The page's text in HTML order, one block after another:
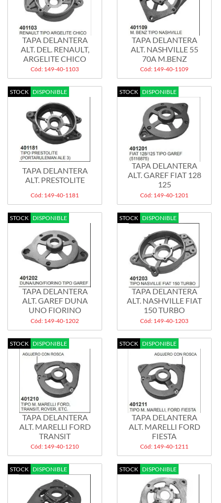
TAPA DELANTERA
ALT. DEL. RENAULT,
ARGELITE CHICO
Cód: 149-40-1103
TAPA DELANTERA
ALT. NASHVILLE 55
70A M.BENZ
Cód: 149-40-1109
STOCK DISPONIBLE
TAPA DELANTERA
ALT. PRESTOLITE
Cód: 149-40-1181
STOCK DISPONIBLE
TAPA DELANTERA
ALT. GAREF FIAT 128
125
Cód: 149-40-1201
STOCK DISPONIBLE
TAPA DELANTERA
ALT. GAREF DUNA
UNO FIORINO
Cód: 149-40-1202
STOCK DISPONIBLE
TAPA DELANTERA
ALT. NASHVILLE FIAT
150 TURBO
Cód: 149-40-1203
STOCK DISPONIBLE
TAPA DELANTERA
ALT. MARELLI FORD
TRANSIT
Cód: 149-40-1210
STOCK DISPONIBLE
TAPA DELANTERA
ALT. MARELLI FORD
FIESTA
Cód: 149-40-1211
STOCK DISPONIBLE STOCK DISPONIBLE